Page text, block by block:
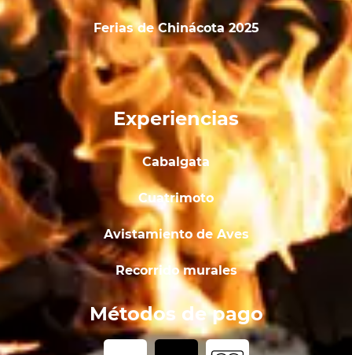
Ferias de Chinácota 2025
Experiencias
Cabalgata
Cuatrimoto
Avistamiento de Aves
Recorrido murales
Métodos de pago